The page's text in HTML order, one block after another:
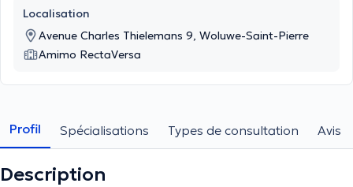
Localisation
Avenue Charles Thielemans 9, Woluwe-Saint-Pierre
Amimo RectaVersa
Profil Spécialisations Types de consultation Avis
Description